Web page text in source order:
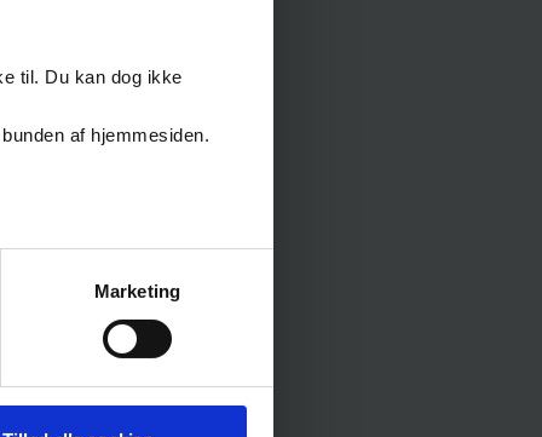
til. Du kan dog ikke
af hjemmesiden.
Marketing